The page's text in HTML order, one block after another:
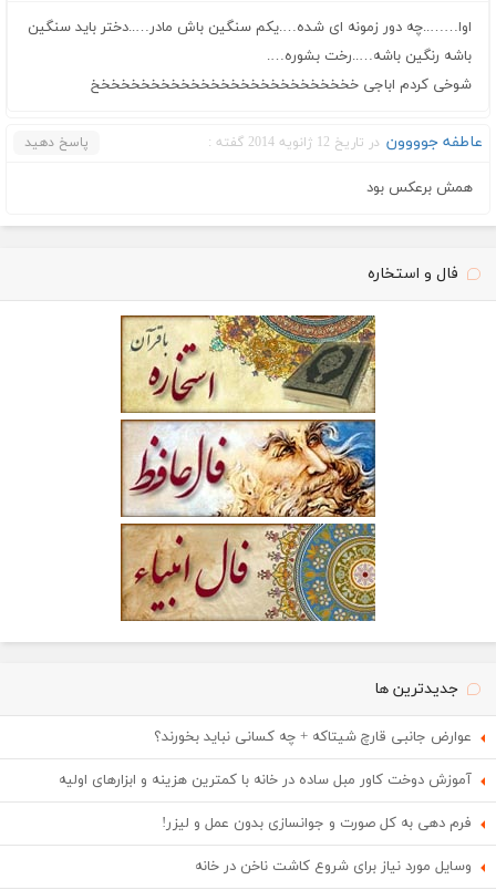
اوا……..چه دور زمونه ای شده….یکم سنگین باش مادر…..دختر باید سنگین
باشه رنگین باشه…..رخت بشوره….
شوخی کردم اباجی خخخخخخخخخخخخخخخخخخخخخخخخخخخ
عاطفه جوووون در تاریخ 12 ژانویه 2014 گفته : پاسخ دهید
همش برعکس بود
فال و استخاره
جدیدترین ها
عوارض جانبی قارچ شیتاکه + چه کسانی نباید بخورند؟
آموزش دوخت کاور مبل ساده در خانه با کمترین هزینه و ابزارهای اولیه
فرم دهی به کل صورت و جوانسازی بدون عمل و لیزر!
وسایل مورد نیاز برای شروع کاشت ناخن در خانه